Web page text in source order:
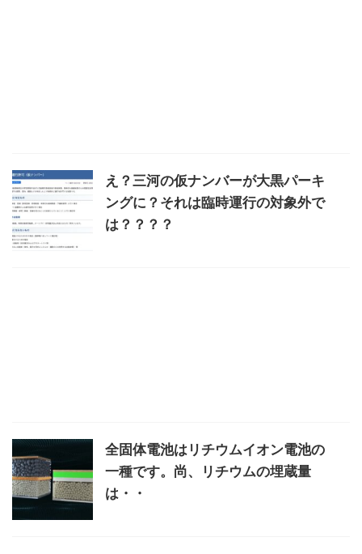
え？三河の仮ナンバーが大黒パーキ
ングに？それは臨時運行の対象外で
は？？？？
全固体電池はリチウムイオン電池の
一種です。尚、リチウムの埋蔵量
は・・